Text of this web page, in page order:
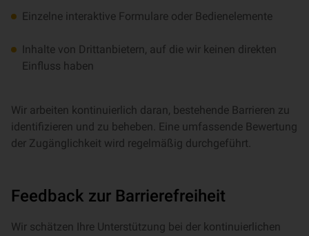
Einzelne interaktive Formulare oder Bedienelemente
Inhalte von Drittanbietern, auf die wir keinen direkten
Einfluss haben
Wir arbeiten kontinuierlich daran, bestehende Barrieren zu
identifizieren und zu beheben. Eine umfassende Bewertung
der Zugänglichkeit wird regelmäßig durchgeführt.
Feedback zur Barrierefreiheit
Wir schätzen Ihre Unterstützung bei der kontinuierlichen